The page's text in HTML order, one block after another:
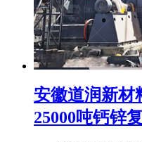
安徽道润新材
25000吨钙锌